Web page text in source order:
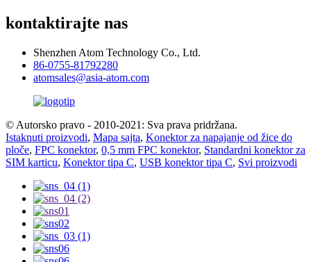
kontaktirajte nas
Shenzhen Atom Technology Co., Ltd.
86-0755-81792280
atomsales@asia-atom.com
© Autorsko pravo - 2010-2021: Sva prava pridržana.
Istaknuti proizvodi, Mapa sajta, Konektor za napajanje od žice do
ploče, FPC konektor, 0,5 mm FPC konektor, Standardni konektor za
SIM karticu, Konektor tipa C, USB konektor tipa C, Svi proizvodi